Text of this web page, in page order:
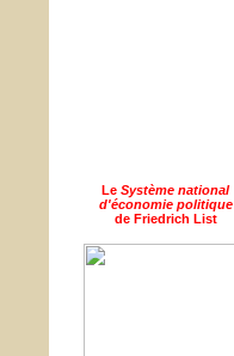
Le Système national
d'économie politique
de Friedrich List